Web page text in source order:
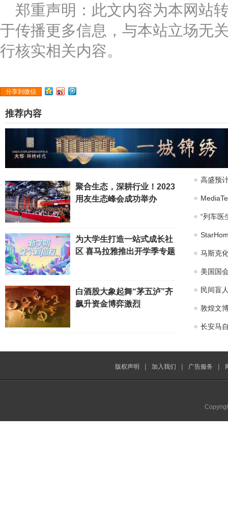
郑重声明：此文内容为本网站
于传播更多信息，与本站立场无
行核实相关内容。
分享到微信
推荐内容
聚合生态，深耕行业！2023
用友生态峰会成功举办
为大学生打造一站式成长社
区 喜马拉雅推出开学季专题
白酒股大象起舞“茅五泸”齐
飙升资金博弈激烈
高盛预
“列车医
马斯克
美国国
民间盲
敦煌文
长安马
版权声明 | 加入我们 | 广告服务 |